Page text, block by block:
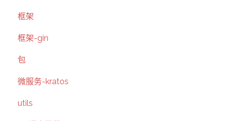
框架
框架-gin
包
微服务-kratos
utils